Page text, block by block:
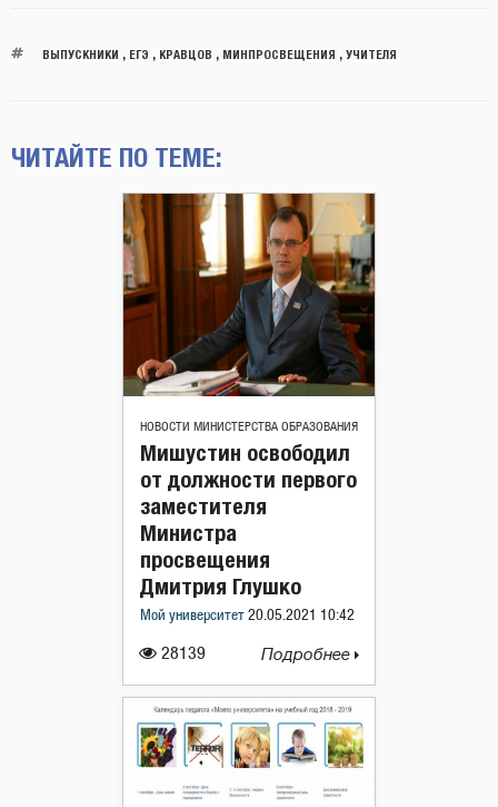
ВЫПУСКНИКИ ЕГЭ КРАВЦОВ МИНПРОСВЕЩЕНИЯ УЧИТЕЛЯ
ЧИТАЙТЕ ПО ТЕМЕ:
НОВОСТИ МИНИСТЕРСТВА ОБРАЗОВАНИЯ
28139
Мишустин освободил
от должности первого
заместителя
Министра
просвещения
Дмитрия Глушко
Мой университет 20.05.2021 10:42
Подробнее